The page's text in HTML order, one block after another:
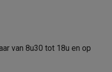
van 8u30 tot 18u en op